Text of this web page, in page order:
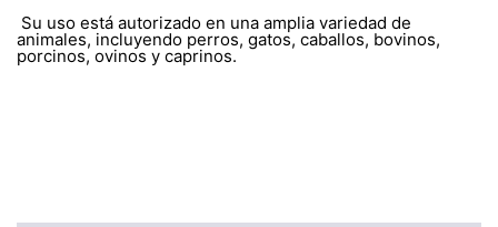
Su uso está autorizado en una amplia variedad de
animales, incluyendo perros, gatos, caballos, bovinos,
porcinos, ovinos y caprinos.